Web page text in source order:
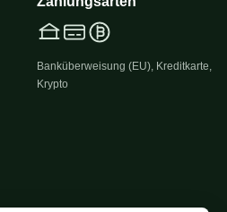
Banküberweisung (EU), Kreditkarte,
Krypto